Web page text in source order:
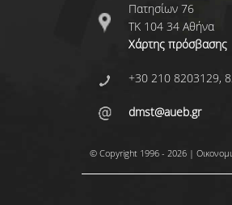
Πατησίων 76
ΤΚ 104 34 Αθήνα
Χάρτης πρόσβασης
+30 210 8203129,
dmst@aueb.gr
© Copyright 1996 - 2026 |